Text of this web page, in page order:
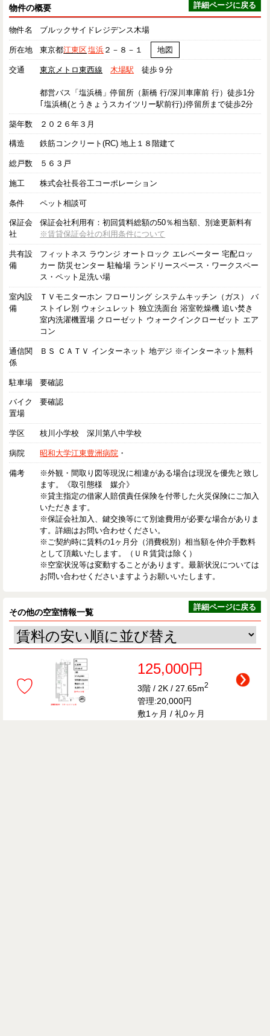
物件の概要 詳細ページに戻る
物件名 ブルックサイドレジデンス木場
所在地 東京都江東区塩浜 ２－８－１ 地図
交通 東京メトロ東西線 木場駅 徒歩９分
都営バス「塩浜橋」停留所（新橋 行/深川車庫前 行）徒歩1分
｢塩浜橋(とうきょうスカイツリー駅前行)｣停留所まで徒歩2分
築年数 ２０２６年３月
構造 鉄筋コンクリート(RC) 地上１８階建て
総戸数 ５６３戸
施工 株式会社長谷工コーポレーション
条件 ペット相談可
保証会
社
保証会社利用有：初回賃料総額の50％相当額、別途更新料有
※賃貸保証会社の利用条件について
共有設
備
フィットネス ラウンジ オートロック エレベーター 宅配ロッ
カー 防災センター 駐輪場 ランドリースペース・ワークスペー
ス・ペット足洗い場
室内設
備
ＴＶモニターホン フローリング システムキッチン（ガス） バ
ストイレ別 ウォシュレット 独立洗面台 浴室乾燥機 追い焚き
室内洗濯機置場 クローゼット ウォークインクローゼット エア
コン
通信関
係
ＢＳ ＣＡＴＶ インターネット 地デジ ※インターネット無料
駐車場 要確認
バイク
置場
要確認
学区 枝川小学校 深川第八中学校
病院 昭和大学江東豊洲病院 ・
備考
※外観・間取り図等現況に相違がある場合は現況を優先と致し
ます。《取引態様 媒介》
※貸主指定の借家人賠償責任保険を付帯した火災保険にご加入
いただきます。
※保証会社加入、鍵交換等にて別途費用が必要な場合がありま
す。詳細はお問い合わせください。
※ご契約時に賃料の1ヶ月分（消費税別）相当額を仲介手数料
として頂戴いたします。（ＵＲ賃貸は除く）
※空室状況等は変動することがあります。最新状況については
お問い合わせくださいますようお願いいたします。
その他の空室情報一覧
詳細ページに戻る
♡
125,000円
3階 / 2K / 27.65m2
管理:20,000円
敷1ヶ月 / 礼0ヶ月